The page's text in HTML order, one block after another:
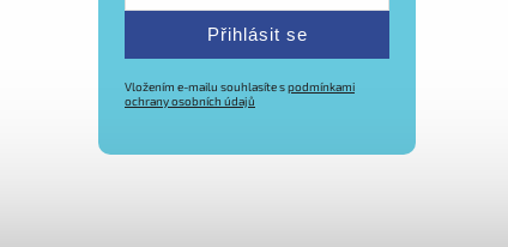
Přihlásit se
Vložením e-mailu souhlasíte spodmínkami
ochrany osobních údajů